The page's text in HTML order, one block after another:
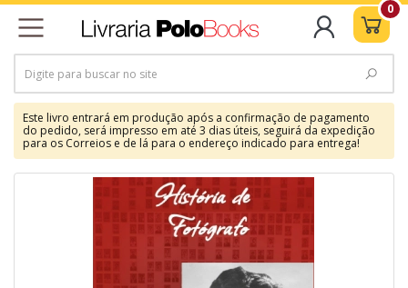
0
Este livro entrará em produção após a confirmação de pagamento
do pedido, será impresso em até 3 dias úteis, seguirá da expedição
para os Correios e de lá para o endereço indicado para entrega!